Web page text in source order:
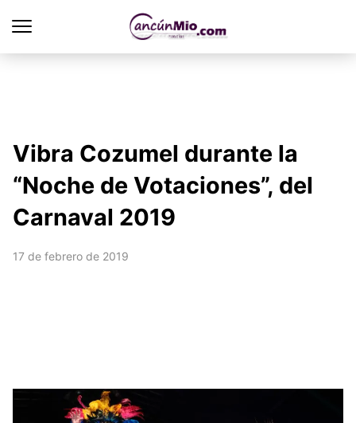
Vibra Cozumel durante la
“Noche de Votaciones”, del
Carnaval 2019
17 de febrero de 2019